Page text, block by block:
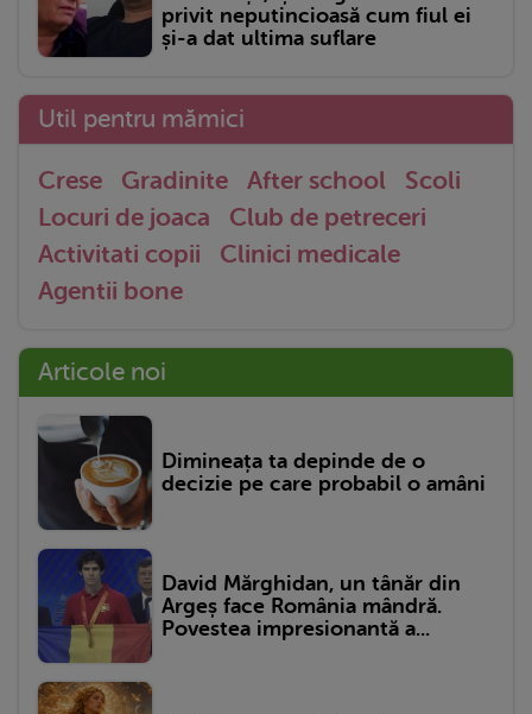
privit neputincioasă cum fiul ei
și-a dat ultima suflare
Util pentru mămici
Crese Gradinite After school
Scoli
Locuri de joaca
Club de petreceri
Activitati copii
Clinici medicale
Agentii bone
Articole noi
Dimineața ta depinde de o
decizie pe care probabil o amâni
David Mărghidan, un tânăr din
Argeș face România mândră.
Povestea impresionantă a...